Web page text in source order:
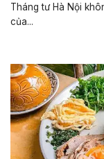
Tháng tư Hà Nội
của...